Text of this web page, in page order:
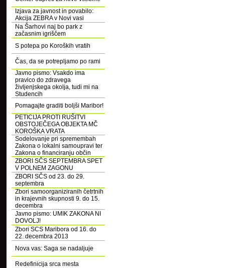
Izjava za javnost in povabilo:
Akcija ZEBRA v Novi vasi
Na Šarhovi naj bo park z
začasnim igriščem
S potepa po Koroških vratih
Čas, da se potrepljamo po rami
Javno pismo: Vsakdo ima
pravico do zdravega
življenjskega okolja, tudi mi na
Studencih
Pomagajte graditi boljši Maribor!
PETICIJA PROTI RUŠITVI
OBSTOJEČEGA OBJEKTA MČ
KOROŠKA VRATA
Sodelovanje pri spremembah
Zakona o lokalni samoupravi ter
Zakona o financiranju občin
ZBORI SČS SEPTEMBRA SPET
V POLNEM ZAGONU
ZBORI SČS od 23. do 29.
septembra
Zbori samoorganiziranih četrtnih
in krajevnih skupnosti 9. do 15.
decembra
Javno pismo: UMIK ZAKONA NI
DOVOLJ!
Zbori SCS Maribora od 16. do
22. decembra 2013
Nova vas: Saga se nadaljuje
Redefinicija srca mesta